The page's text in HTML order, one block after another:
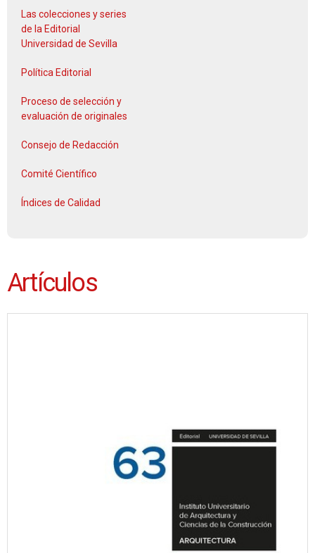
Las colecciones y series
de la Editorial
Universidad de Sevilla
Política Editorial
Proceso de selección y
evaluación de originales
Consejo de Redacción
Comité Científico
Índices de Calidad
Artículos